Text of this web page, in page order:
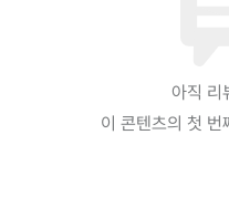
아직 리
이 콘텐츠의 첫 번